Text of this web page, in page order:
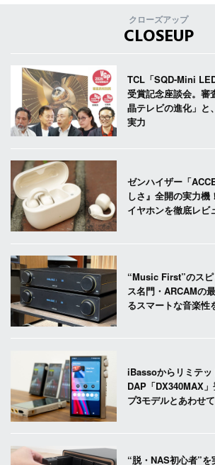
クローズアップ
CLOSEUP
TCL「SQD-Mini
受賞記念座談会。審
晶テレビの進化」と
実力
ゼンハイザー「
しさ』全開の実力機
イヤホンを徹底レビ
“Music First”のス
ス名門・ARCAMの
るスマートな音楽性
iBassoからリミテッ
DAP「DX340MAX
プ3モデルとあわせ
“脱・NAS初心者”を